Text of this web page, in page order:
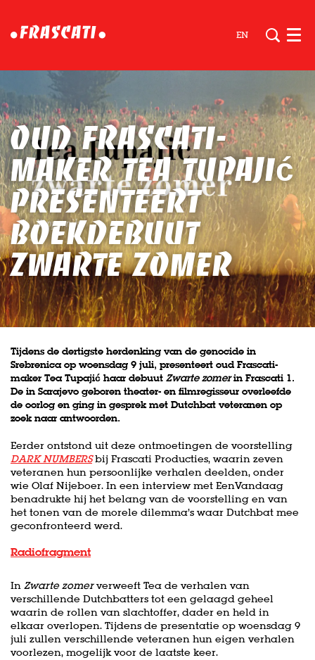
EN
Oud Frascati-
maker Tea Tupajić
presenteert
boekdebuut
Zwarte zomer
Tijdens de dertigste herdenking van de genocide in
Srebrenica op woensdag 9 juli, presenteert oud Frascati-
maker Tea Tupajić haar debuut Zwarte zomerin Frascati 1.
De in Sarajevo geboren theater- en filmregisseur overleefde
de oorlog en ging in gesprek met Dutchbat veteranen op
zoek naar antwoorden.
Eerder ontstond uit deze ontmoetingen de voorstelling
DARK NUMBERSbij Frascati Producties, waarin zeven
veteranen hun persoonlijke verhalen deelden, onder
wie Olaf Nijeboer. In een interview met EenVandaag
benadrukte hij het belang van de voorstelling en van
het tonen van de morele dilemma’s waar Dutchbat mee
geconfronteerd werd.
Radiofragment
In Zwarte zomerverweeft Tea de verhalen van
verschillende Dutchbatters tot een gelaagd geheel
waarin de rollen van slachtoffer, dader en held in
elkaar overlopen. Tijdens de presentatie op woensdag 9
juli zullen verschillende veteranen hun eigen verhalen
voorlezen, mogelijk voor de laatste keer.
Inzoomen